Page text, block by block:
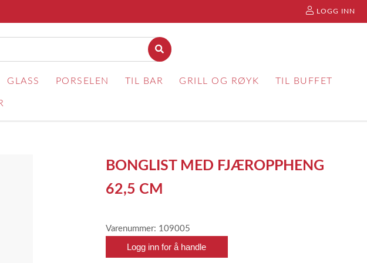
LOGG INN
GLASS PORSELEN TIL BAR GRILL OG RØYK TIL BUFFET
BONGLIST MED FJÆROPPHENG
62,5 CM
Varenummer: 109005
Logg inn for å handle